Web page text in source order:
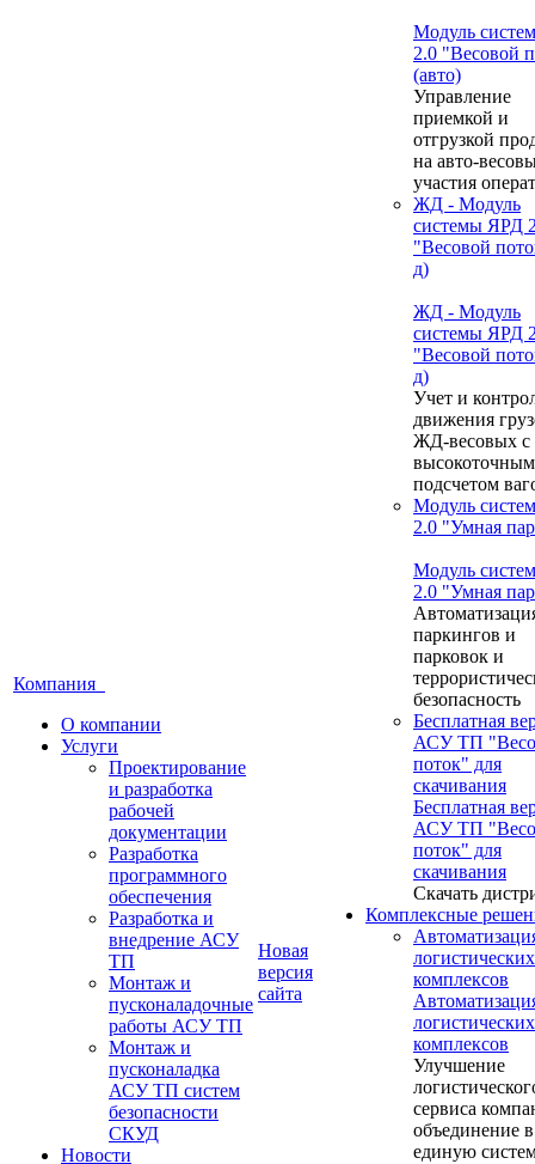
Компания
О компании
Услуги
Проектирование
и разработка
рабочей
документации
Разработка
программного
обеспечения
Разработка и
внедрение АСУ
ТП
Монтаж и
пусконаладочные
работы АСУ ТП
Монтаж и
пусконаладка
АСУ ТП систем
безопасности
СКУД
Новости
Новая
версия
сайта
Модуль
2.0 "Весовой
(авто)
Управление
приемкой и
отгрузкой
на авто-
участия
ЖД - Модуль
системы ЯРД
"Весовой
д)
ЖД - Модуль
системы ЯРД
"Весовой
д)
Учет и
движения
ЖД-весовых с
высокоточным
подсчетом
Модуль
2.0 "Умная
Модуль
2.0 "Умная
паркингов и
парковок и
безопасность
Бесплатная
АСУ ТП
поток" для
скачивания
Бесплатная
АСУ ТП
поток" для
скачивания
Скачать
Комплексные
логистических
комплексов
логистических
комплексов
Улучшение
сервиса
объединение в
единую